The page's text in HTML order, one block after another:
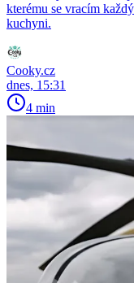
kterému se vracím
kuchyni.
Cooky.cz
dnes, 15:31
4 min